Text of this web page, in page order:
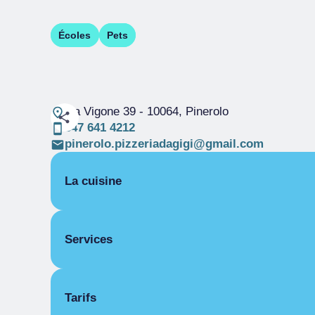
Écoles Pets
via Vigone 39- 10064, Pinerolo
347 641 4212
pinerolo.pizzeriadagigi@gmail.com
La cuisine
VÉGÉTARIENNE
Services
Couverts intérieur
Tarifs